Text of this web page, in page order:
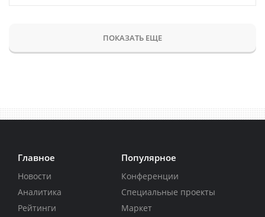
ПОКАЗАТЬ ЕЩЕ
Главное
Новости
Аналитика
Рейтинги
Популярное
Конференции
Специальные проекты
Маркет